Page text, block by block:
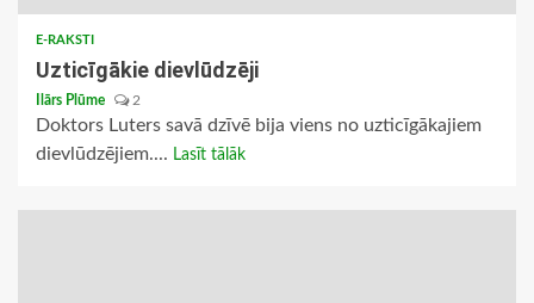
E-RAKSTI
Uzticīgākie dievlūdzēji
Ilārs Plūme 2
Doktors Luters savā dzīvē bija viens no uzticīgākajiem
dievlūdzējiem.... Lasīt tālāk